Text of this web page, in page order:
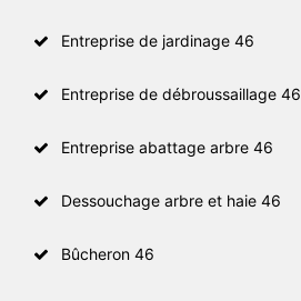
Entreprise de jardinage 46
Entreprise de débroussaillage 46
Entreprise abattage arbre 46
Dessouchage arbre et haie 46
Bûcheron 46